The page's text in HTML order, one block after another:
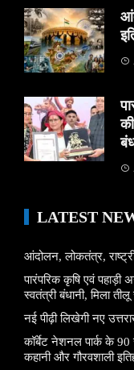
LATEST
आंदोलन, लोकतंत्र,
पारंपरिक कृषि एवं पहाड़ी
स्वतंत्री बंधानी, मिला
नई पीढ़ी लिखेगी नए
कॉर्बेट नेशनल पार्क के
कहानी और गौरवशाली